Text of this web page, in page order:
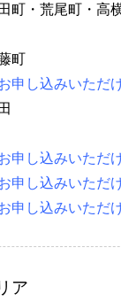
尾町・高横
町
申し込みいただ
申し込みいただ
申し込みいただ
申し込みいただ
ア